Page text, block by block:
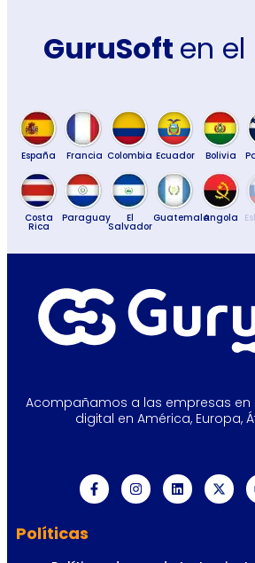
GuruSoft en
España Francia Colombia Ecuador Bolivia
Costa
Rica
Paraguay El
Salvador
GuatemalaAngola
Acompañamos a las empresas
digital en América, Europa,
Políticas